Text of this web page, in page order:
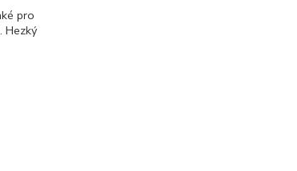
74801 Hlučín
pro
Hezký